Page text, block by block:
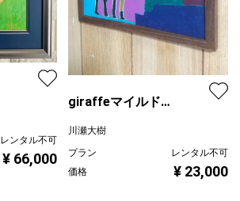
レンタル不可
¥ 66,000
giraffeマイルド
川瀬大樹
プラン
レンタル不可
価格
¥ 23,000